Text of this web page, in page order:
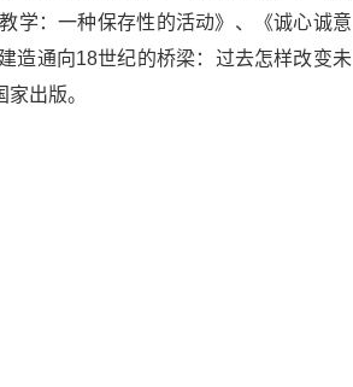
学：一种保存性的活动》、《诚心诚意
造通向18世纪的桥梁：过去怎样改变未
出版。